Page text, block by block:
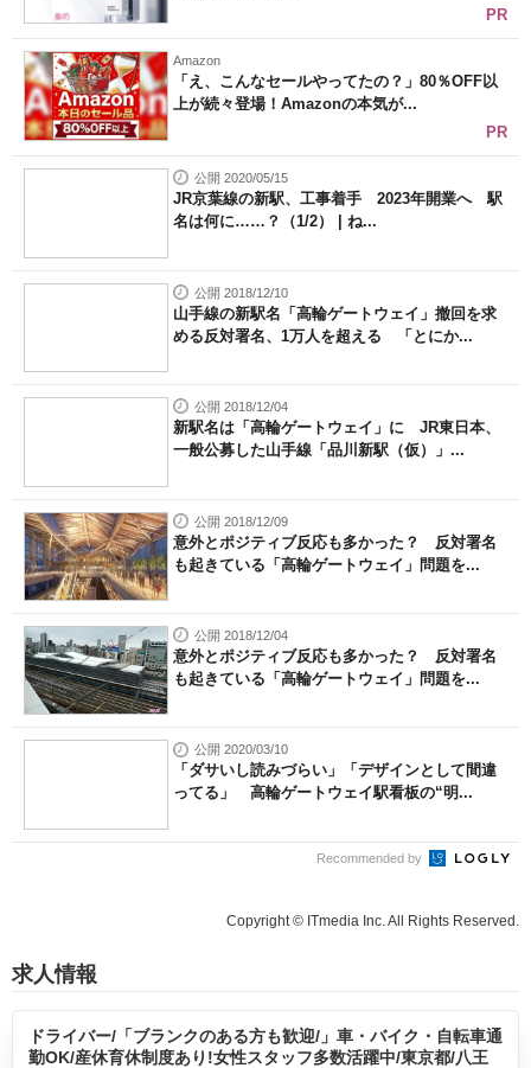
PR
Amazon
「え、こんなセールやってたの？」80％OFF以
上が続々登場！Amazonの本気が...
PR
公開 2020/05/15
JR京葉線の新駅、工事着手 2023年開業へ 駅
名は何に……？（1/2） | ね...
公開 2018/12/10
山手線の新駅名「高輪ゲートウェイ」撤回を求
める反対署名、1万人を超える 「とにか...
公開 2018/12/04
新駅名は「高輪ゲートウェイ」に JR東日本、
一般公募した山手線「品川新駅（仮）」...
公開 2018/12/09
意外とポジティブ反応も多かった？ 反対署名
も起きている「高輪ゲートウェイ」問題を...
公開 2018/12/04
意外とポジティブ反応も多かった？ 反対署名
も起きている「高輪ゲートウェイ」問題を...
公開 2020/03/10
「ダサいし読みづらい」「デザインとして間違
ってる」 高輪ゲートウェイ駅看板の“明...
Recommended by
Copyright © ITmedia Inc. All Rights Reserved.
求人情報
ドライバー/「ブランクのある方も歓迎/」車・バイク・自転車通
勤OK/産休育休制度あり!女性スタッフ多数活躍中/東京都/八王